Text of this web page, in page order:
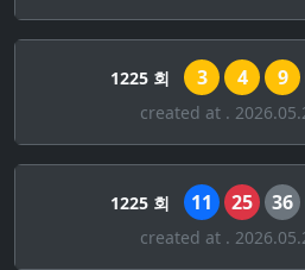
1225 회 3 4 9
created at .
1225 회 11 25 36
created at .